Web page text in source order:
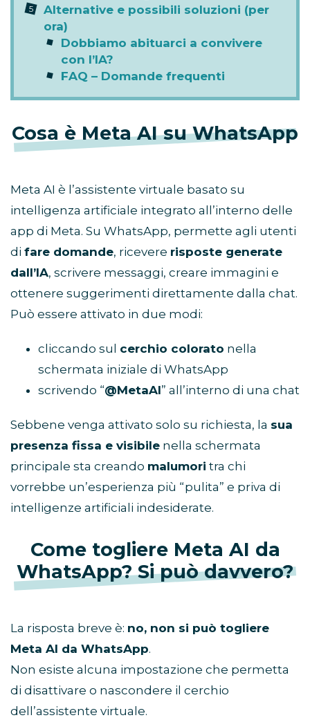
Alternative e possibili soluzioni (per
ora)
Dobbiamo abituarci a convivere
con l’IA?
FAQ – Domande frequenti
Cosa è Meta AI su WhatsApp
Meta AI è l’assistente virtuale basato su
intelligenza artificiale integrato all’interno delle
app di Meta. Su WhatsApp, permette agli utenti
di fare domande, ricevere risposte generate
dall’IA, scrivere messaggi, creare immagini e
ottenere suggerimenti direttamente dalla chat.
Può essere attivato in due modi:
cliccando sul cerchio colorato nella
schermata iniziale di WhatsApp
scrivendo “@MetaAI” all’interno di una chat
Sebbene venga attivato solo su richiesta, la sua
presenza fissa e visibile nella schermata
principale sta creando malumori tra chi
vorrebbe un’esperienza più “pulita” e priva di
intelligenze artificiali indesiderate.
Come togliere Meta AI da
WhatsApp? Si può davvero?
La risposta breve è: no, non si può togliere
Meta AI da WhatsApp.
Non esiste alcuna impostazione che permetta
di disattivare o nascondere il cerchio
dell’assistente virtuale.